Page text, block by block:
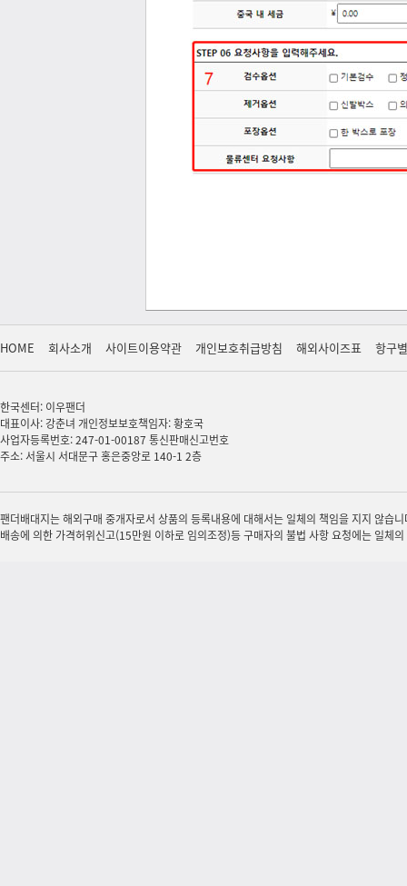
HOME 회사소개 사이트이용약관 개인보호취급방침 해외사이즈표 항구
한국센터: 이우팬더
대표이사: 강춘녀 개인정보보호책임자: 황호국
사업자등록번호: 247-01-00187 통신판매신고번호
주소: 서울시 서대문구 홍은중앙로 140-1 2층
팬더배대지는 해외구매 중개자로서 상품의 등록내용에 대해서는 일체의 책임을 지지 않습
배송에 의한 가격허위신고(15만원 이하로 임의조정)등 구매자의 불법 사항 요청에는 일체